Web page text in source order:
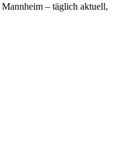
– täglich aktuell,